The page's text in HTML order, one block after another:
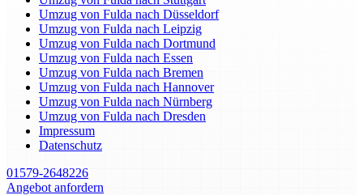
Umzug von Fulda nach Düsseldorf
Umzug von Fulda nach Leipzig
Umzug von Fulda nach Dortmund
Umzug von Fulda nach Essen
Umzug von Fulda nach Bremen
Umzug von Fulda nach Hannover
Umzug von Fulda nach Nürnberg
Umzug von Fulda nach Dresden
Impressum
Datenschutz
01579-2648226
Angebot anfordern